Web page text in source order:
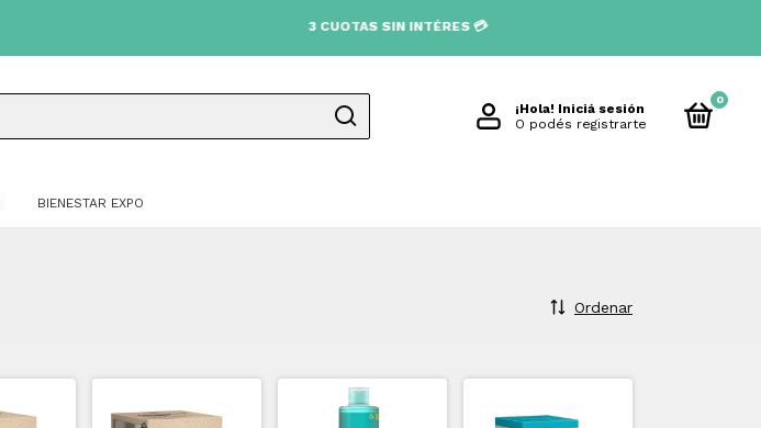
3 CUOTAS SIN INTÉRES 💳
¡Hola! Iniciá sesión
O podés registrarte
0
BIENESTAR EXPO
Ordenar